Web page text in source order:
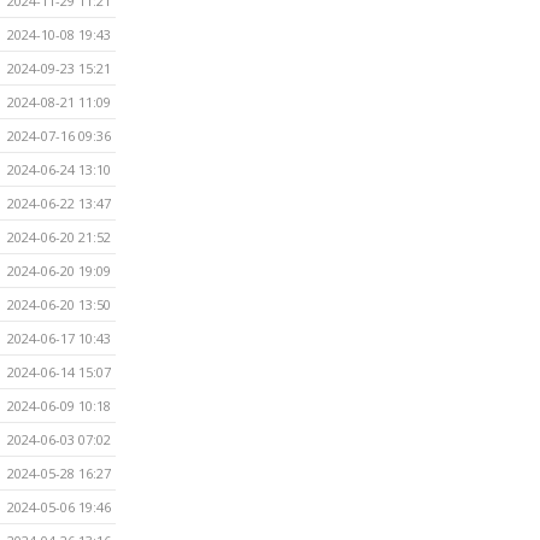
2024-10-08 19:43
2024-09-23 15:21
2024-08-21 11:09
2024-07-16 09:36
2024-06-24 13:10
2024-06-22 13:47
2024-06-20 21:52
2024-06-20 19:09
2024-06-20 13:50
2024-06-17 10:43
2024-06-14 15:07
2024-06-09 10:18
2024-06-03 07:02
2024-05-28 16:27
2024-05-06 19:46